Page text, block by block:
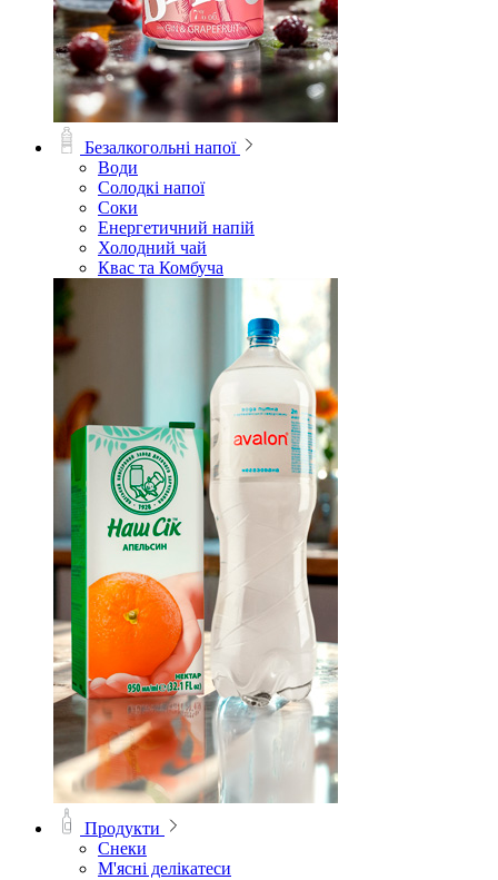
Безалкогольні напої
Води
Солодкі напої
Соки
Енергетичний напій
Холодний чай
Квас та Комбуча
Продукти
Снеки
М'ясні делікатеси